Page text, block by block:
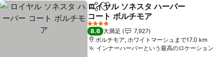
シェアお気に入りに追加
ロイヤル ソネスタ ハーバー
コート ボルチモア
料金を表示
4 ホテルのランク
8.6 大満足
7,927
ボルチモア, ホワイトマーシュまで17.0 km
インナーハーバーという最高のロケーション